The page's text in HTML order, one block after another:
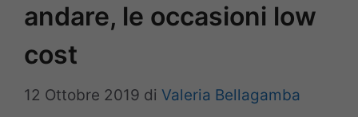
andare, le occasioni low
cost
12 Ottobre 2019 di Valeria Bellagamba